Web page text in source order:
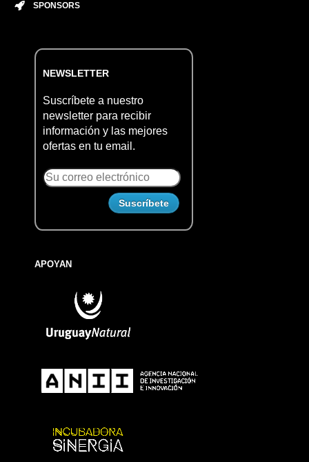
SPONSORS
NEWSLETTER
Suscríbete a nuestro
newsletter para recibir
información y las mejores
ofertas en tu email.
APOYAN